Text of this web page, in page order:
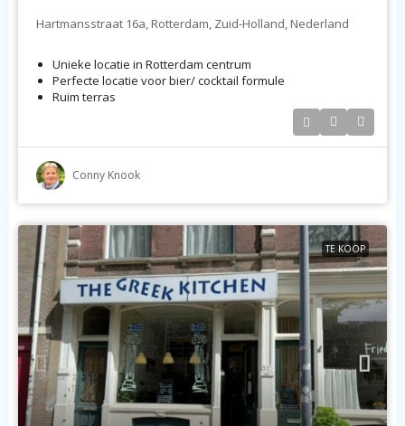
Hartmansstraat 16a, Rotterdam, Zuid-Holland, Nederland
Unieke locatie in Rotterdam centrum
Perfecte locatie voor bier/ cocktail formule
Ruim terras
Conny Knook
TE KOOP